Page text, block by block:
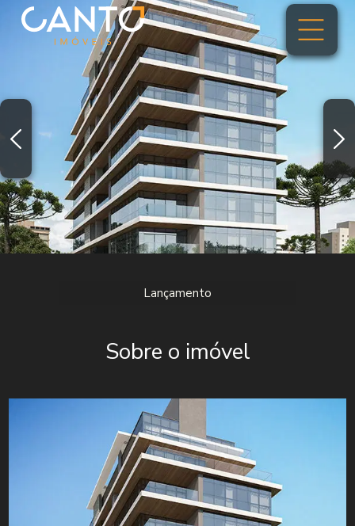
Lançamento
Sobre o imóvel